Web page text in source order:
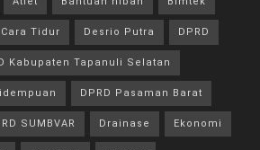
Cara Tidur Desrio Putra DPRD
Kabupaten Tapanuli Selatan
DPRD Pasaman Barat
SUMBVAR Drainase Ekonomi